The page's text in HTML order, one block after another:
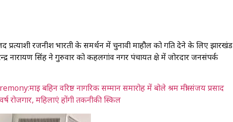
प्रत्याशी रजनीश भारती के समर्थन में चुनावी माहौल को गति देने के लिए झारखंड
नारायण सिंह ने गुरुवार को कहलगांव नगर पंचायत क्षेत्र में जोरदार जनसंपर्क
बहिन वरिष्ठ नागरिक सम्मान समारोह में बोले श्रम मंत्री संजय प्रसाद
रोजगार, महिलाएं होंगी तकनीकी स्किल